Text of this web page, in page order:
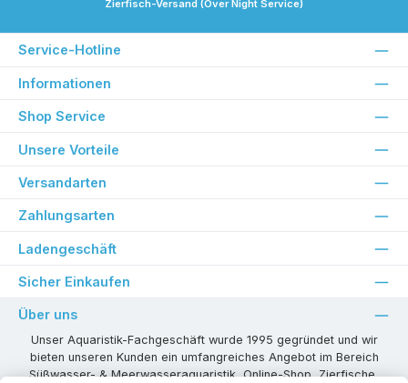
Zierfisch-Versand (Over Night Service)
Service-Hotline
Informationen
Shop Service
Unsere Vorteile
Versandarten
Zahlungsarten
Ladengeschäft
Sicher Einkaufen
Über uns
Unser Aquaristik-Fachgeschäft wurde 1995 gegründet und wir
bieten unseren Kunden ein umfangreiches Angebot im Bereich
Süßwasser- & Meerwasseraquaristik, Online-Shop, Zierfische,